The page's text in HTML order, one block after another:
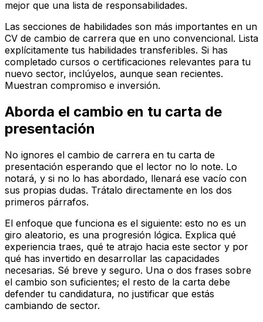
mejor que una lista de responsabilidades.
Las secciones de habilidades son más importantes en un
CV de cambio de carrera que en uno convencional. Lista
explícitamente tus habilidades transferibles. Si has
completado cursos o certificaciones relevantes para tu
nuevo sector, inclúyelos, aunque sean recientes.
Muestran compromiso e inversión.
Aborda el cambio en tu carta de
presentación
No ignores el cambio de carrera en tu carta de
presentación esperando que el lector no lo note. Lo
notará, y si no lo has abordado, llenará ese vacío con
sus propias dudas. Trátalo directamente en los dos
primeros párrafos.
El enfoque que funciona es el siguiente: esto no es un
giro aleatorio, es una progresión lógica. Explica qué
experiencia traes, qué te atrajo hacia este sector y por
qué has invertido en desarrollar las capacidades
necesarias. Sé breve y seguro. Una o dos frases sobre
el cambio son suficientes; el resto de la carta debe
defender tu candidatura, no justificar que estás
cambiando de sector.